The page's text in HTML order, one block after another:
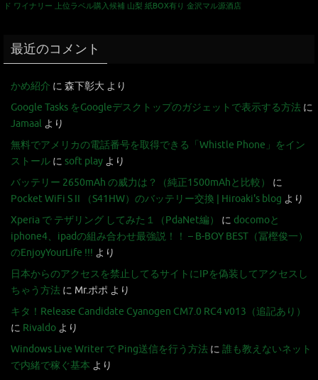
ド ワイナリー 上位ラベル購入候補 山梨 紙BOX有り 金沢マル源酒店
最近のコメント
かめ紹介 に 森下彰大 より
Google Tasks をGoogleデスクトップのガジェットで表示する方法 に
Jamaal より
無料でアメリカの電話番号を取得できる「Whistle Phone」をイン
ストール に soft play より
バッテリー 2650mAh の威力は？（純正1500mAhと比較）
に
Pocket WiFi S II （S41HW）のバッテリー交換 | Hiroaki's blog より
Xperia で テザリング してみた１（PdaNet編）
に docomoと
iphone4、ipadの組み合わせ最強説！！ – B-BOY BEST（冨樫俊一）
のEnjoyYourLife !!! より
日本からのアクセスを禁止してるサイトにIPを偽装してアクセスし
ちゃう方法 に Mr.ポポ より
キタ！Release Candidate Cyanogen CM7.0 RC4 v013（追記あり）
に Rivaldo より
Windows Live Writer で Ping送信を行う方法 に 誰も教えないネット
で内緒で稼ぐ基本 より